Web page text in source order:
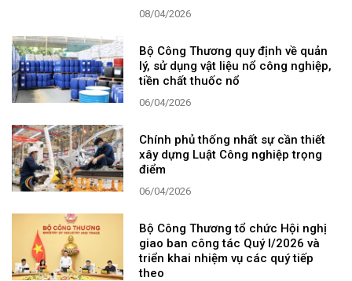
08/04/2026
Bộ Công Thương quy định về quản
lý, sử dụng vật liệu nổ công nghiệp,
tiền chất thuốc nổ
06/04/2026
Chính phủ thống nhất sự cần thiết
xây dựng Luật Công nghiệp trọng
điểm
06/04/2026
Bộ Công Thương tổ chức Hội nghị
giao ban công tác Quý I/2026 và
triển khai nhiệm vụ các quý tiếp
theo